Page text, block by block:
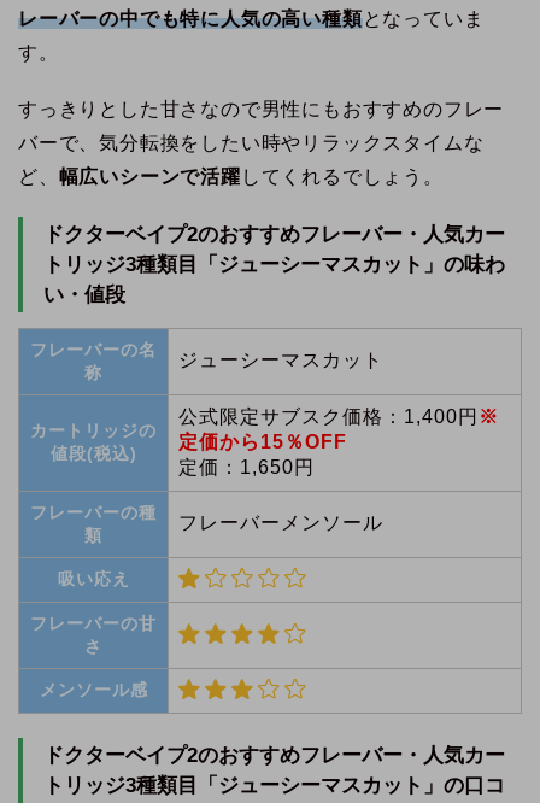
レーバーの中でも特に人気の高い種類となっていま
す。
すっきりとした甘さなので男性にもおすすめのフレー
バーで、気分転換をしたい時やリラックスタイムな
ど、 幅広いシーンで活躍 してくれるでしょう。
ドクターベイプ2のおすすめフレーバー・人気カー
トリッジ3種類目「ジューシーマスカット」の味わ
い・値段
フレーバーの名
称
ジューシーマスカット
カートリッジの
値段(税込)
公式限定サブスク価格： 1,400円 ※
定価から 15％OFF
定価：1,650円
フレーバーの種
類
フレーバーメンソール
吸い応え
フレーバーの甘
さ
メンソール感
ドクターベイプ2のおすすめフレーバー・人気カー
トリッジ3種類目「ジューシーマスカット」の口コ